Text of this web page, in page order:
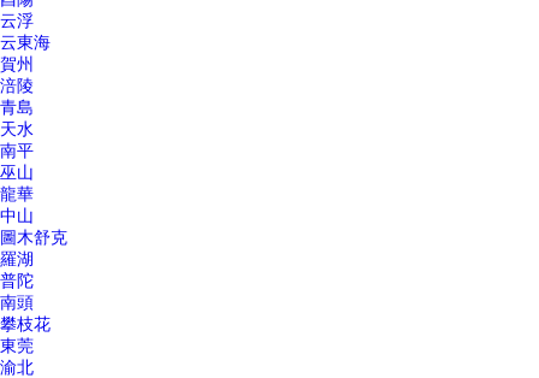
云浮
云東海
賀州
涪陵
青島
天水
南平
巫山
龍華
中山
圖木舒克
羅湖
普陀
南頭
攀枝花
東莞
渝北